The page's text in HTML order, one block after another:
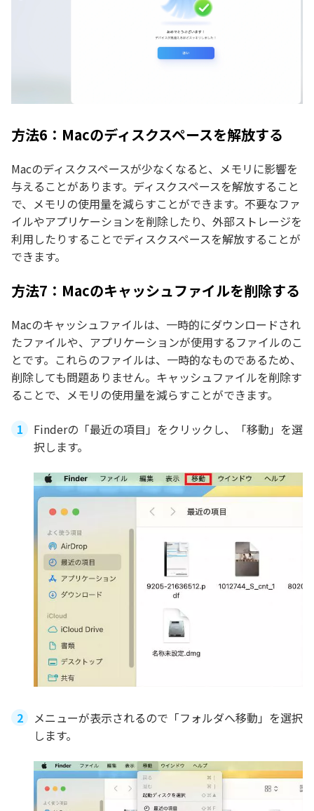
方法6：Macのディスクスペースを解放する
Macのディスクスペースが少なくなると、メモリに影響を
与えることがあります。ディスクスペースを解放すること
で、メモリの使用量を減らすことができます。不要なファ
イルやアプリケーションを削除したり、外部ストレージを
利用したりすることでディスクスペースを解放することが
できます。
方法7：Macのキャッシュファイルを削除する
Macのキャッシュファイルは、一時的にダウンロードされ
たファイルや、アプリケーションが使用するファイルのこ
とです。これらのファイルは、一時的なものであるため、
削除しても問題ありません。キャッシュファイルを削除す
ることで、メモリの使用量を減らすことができます。
Finderの「最近の項目」をクリックし、「移動」を選
択します。
メニューが表示されるので「フォルダへ移動」を選択
します。